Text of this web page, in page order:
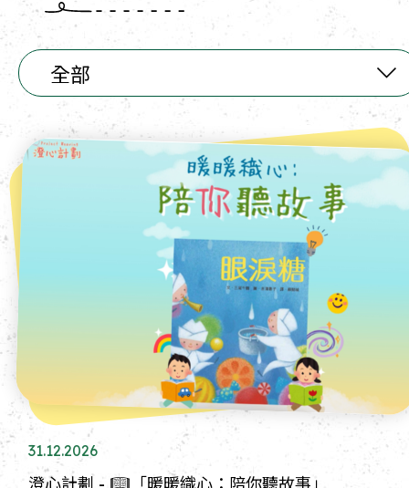
全部
31.12.2026
澄心計劃 - 📖「暖暖織心：陪你聽故事」